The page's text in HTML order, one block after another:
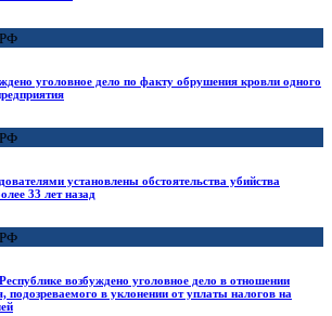
РФ
уголовное дело по факту обрушения кровли одного
РФ
установлены обстоятельства убийства
33 лет назад
РФ
возбуждено уголовное дело в отношении
подозреваемого в уклонении от уплаты налогов на